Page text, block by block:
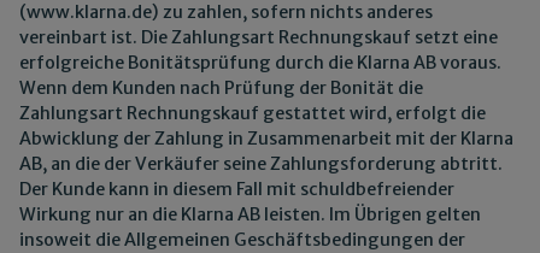
(www.klarna.de) zu zahlen, sofern nichts anderes
vereinbart ist. Die Zahlungsart Rechnungskauf setzt eine
erfolgreiche Bonitätsprüfung durch die Klarna AB voraus.
Wenn dem Kunden nach Prüfung der Bonität die
Zahlungsart Rechnungskauf gestattet wird, erfolgt die
Abwicklung der Zahlung in Zusammenarbeit mit der Klarna
AB, an die der Verkäufer seine Zahlungsforderung abtritt.
Der Kunde kann in diesem Fall mit schuldbefreiender
Wirkung nur an die Klarna AB leisten. Im Übrigen gelten
insoweit die Allgemeinen Geschäftsbedingungen der